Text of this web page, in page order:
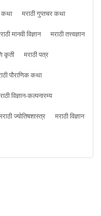
कथा
मराठी गुप्तचर कथा
मानवी विज्ञान
मराठी तत्त्वज्ञान
कृती
मराठी पत्र
पौराणिक कथा
विज्ञान-कल्पनारम्य
ज्योतिषशास्त्र
मराठी विज्ञान